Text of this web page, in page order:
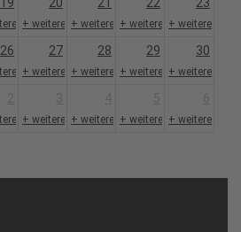
19
1
20
+ weitere 1
21
+ weitere 1
22
+ weitere 1
23
+ weitere 1
26
1
27
+ weitere 1
28
+ weitere 1
29
+ weitere 1
30
+ weitere 1
1+ weitere 1+ weitere 1+ weitere 1+ weitere 1